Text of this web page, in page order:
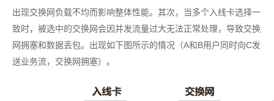
出现交换网负载不均而影响整体性能。其次，当多个入线卡选择一
致时，被选中的交换网会因并发流量过大无法正常处理，导致交换
网拥塞和数据丢包。出现如下图所示的情况（A和B用户同时向C发
送业务流，交换网拥塞）。